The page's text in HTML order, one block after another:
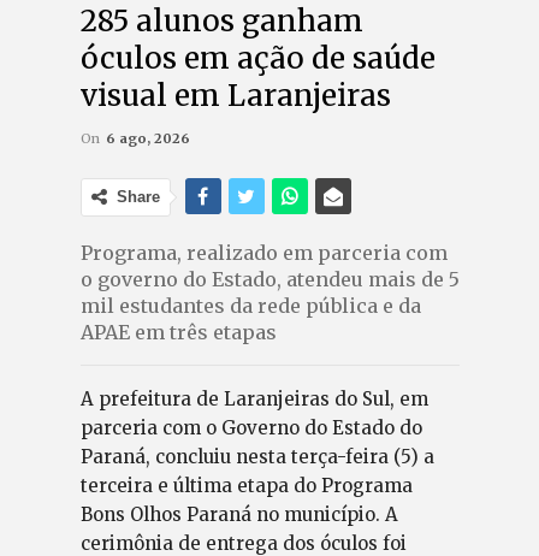
285 alunos ganham
óculos em ação de saúde
visual em Laranjeiras
On 6 ago, 2026
Share
Programa, realizado em parceria com
o governo do Estado, atendeu mais de 5
mil estudantes da rede pública e da
APAE em três etapas
A prefeitura de Laranjeiras do Sul, em
parceria com o Governo do Estado do
Paraná, concluiu nesta terça-feira (5) a
terceira e última etapa do Programa
Bons Olhos Paraná no município. A
cerimônia de entrega dos óculos foi